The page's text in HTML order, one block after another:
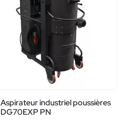
Aspirateur industriel poussières
DG70EXP PN